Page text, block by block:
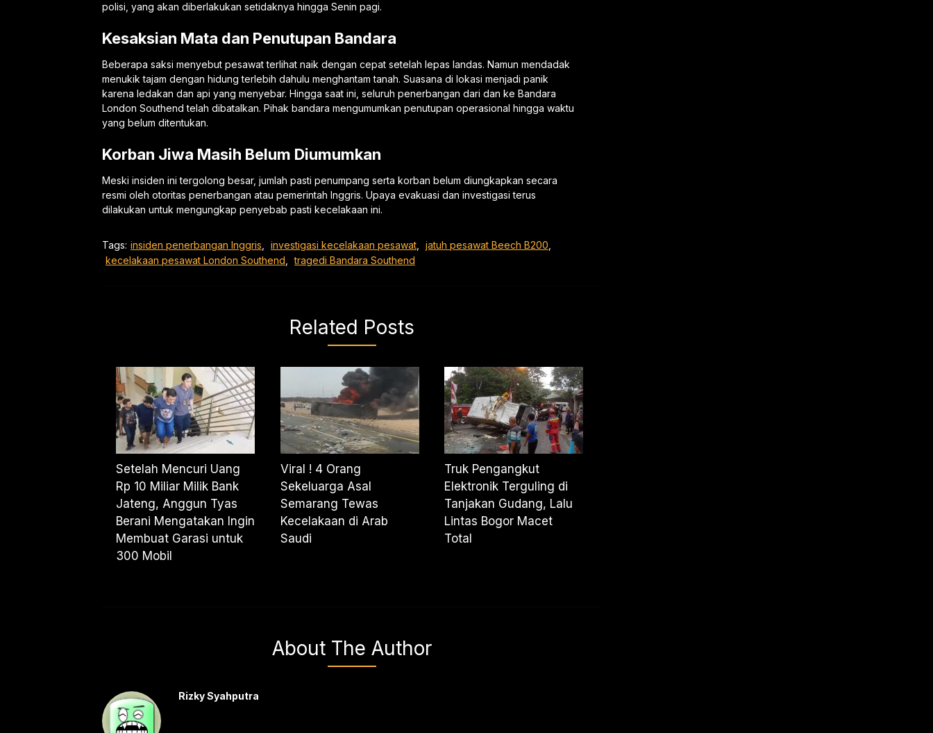
polisi, yang akan diberlakukan setidaknya hingga Senin pagi.
Kesaksian Mata dan Penutupan Bandara
Beberapa saksi menyebut pesawat terlihat naik dengan cepat setelah lepas landas. Namun mendadak
menukik tajam dengan hidung terlebih dahulu menghantam tanah. Suasana di lokasi menjadi panik
karena ledakan dan api yang menyebar. Hingga saat ini, seluruh penerbangan dari dan ke Bandara
London Southend telah dibatalkan. Pihak bandara mengumumkan penutupan operasional hingga waktu
yang belum ditentukan.
Korban Jiwa Masih Belum Diumumkan
Meski insiden ini tergolong besar, jumlah pasti penumpang serta korban belum diungkapkan secara
resmi oleh otoritas penerbangan atau pemerintah Inggris. Upaya evakuasi dan investigasi terus
dilakukan untuk mengungkap penyebab pasti kecelakaan ini.
Tags: insiden penerbangan Inggris investigasi kecelakaan pesawat jatuh pesawat Beech B200
kecelakaan pesawat London Southend
tragedi Bandara Southend
Related Posts
Setelah Mencuri Uang
Rp 10 Miliar Milik Bank
Jateng, Anggun Tyas
Berani Mengatakan Ingin
Membuat Garasi untuk
300 Mobil
Viral ! 4 Orang
Sekeluarga Asal
Semarang Tewas
Kecelakaan di Arab
Saudi
Truk Pengangkut
Elektronik Terguling di
Tanjakan Gudang, Lalu
Lintas Bogor Macet
Total
About The Author
Rizky Syahputra